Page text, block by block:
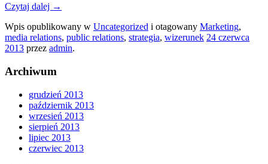
Czytaj dalej →
Wpis opublikowany w Uncategorized i otagowany Marketing,
media relations, public relations, strategia, wizerunek 24 czerwca
2013 przez admin.
Archiwum
grudzień 2013
październik 2013
wrzesień 2013
sierpień 2013
lipiec 2013
czerwiec 2013